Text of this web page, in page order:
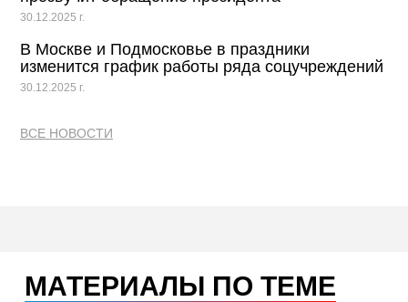
30.12.2025 г.
В Москве и Подмосковье в праздники
изменится график работы ряда соцучреждений
30.12.2025 г.
ВСЕ НОВОСТИ
МАТЕРИАЛЫ ПО ТЕМЕ